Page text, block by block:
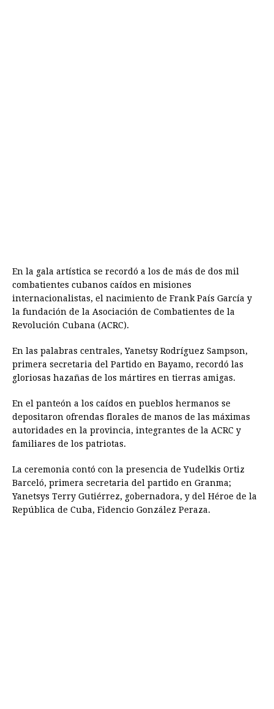
En la gala artística se recordó a los de más de dos mil
combatientes cubanos caídos en misiones
internacionalistas, el nacimiento de Frank País García y
la fundación de la Asociación de Combatientes de la
Revolución Cubana (ACRC).
En las palabras centrales, Yanetsy Rodríguez Sampson,
primera secretaria del Partido en Bayamo, recordó las
gloriosas hazañas de los mártires en tierras amigas.
En el panteón a los caídos en pueblos hermanos se
depositaron ofrendas florales de manos de las máximas
autoridades en la provincia, integrantes de la ACRC y
familiares de los patriotas.
La ceremonia contó con la presencia de Yudelkis Ortiz
Barceló, primera secretaria del partido en Granma;
Yanetsys Terry Gutiérrez, gobernadora, y del Héroe de la
República de Cuba, Fidencio González Peraza.